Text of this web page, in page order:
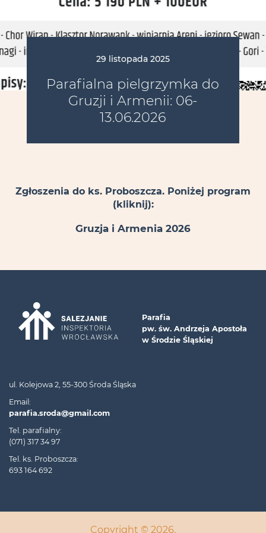
29 listopada 2025
Parafialna pielgrzymka do
Gruzji i Armenii: 06-
13.06.2026
Zgłoszenia do ks. Proboszcza. Poniżej program
(kliknij):
Gruzja i Armenia 2026
Parafia
pw. św. Andrzeja Apostoła
w Środzie Śląskiej
ul. Kolejowa 2, 55-300 Środa Śląska
Email:
parafia.sroda@gmail.com
Tel. parafialny:
(071) 317 34 97
Tel. ks. Proboszcza:
693 164 692
Copyright © 2026.